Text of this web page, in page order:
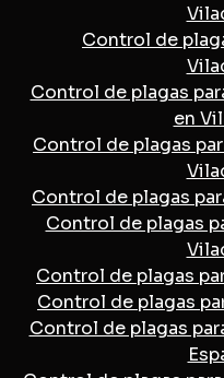
Control de
Control de plagas
en
Control de plagas
Control de plagas
Control de plagas
Control de plagas
Control de plagas
Control de plagas